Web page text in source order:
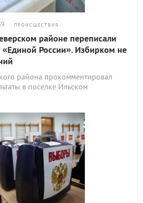
ПРОИСШЕСТВИЯ
районе переписали
«Единой России». Избирком не
района прокомментировал
в поселке Ильском